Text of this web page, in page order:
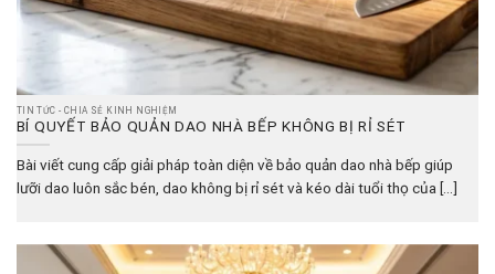
TIN TỨC - CHIA SẺ KINH NGHIỆM
BÍ QUYẾT BẢO QUẢN DAO NHÀ BẾP KHÔNG BỊ RỈ SÉT
Bài viết cung cấp giải pháp toàn diện về bảo quản dao nhà bếp giúp
lưỡi dao luôn sắc bén, dao không bị rỉ sét và kéo dài tuổi thọ của [...]